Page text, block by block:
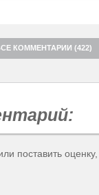
КОММЕНТАРИИ (422)
поставить